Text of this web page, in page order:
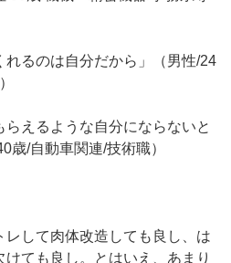
れるのは自分だから」（男性/24
らえるような自分にならないと
歳/自動車関連/技術職）
して肉体改造しても良し、は
ても良し。とはいえ、あまり